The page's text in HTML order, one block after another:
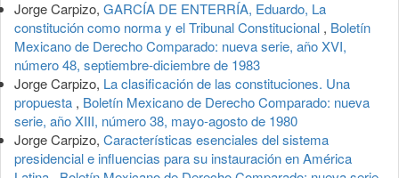
Jorge Carpizo, GARCÍA DE ENTERRÍA, Eduardo, La
constitución como norma y el Tribunal Constitucional , Boletín
Mexicano de Derecho Comparado: nueva serie, año XVI,
número 48, septiembre-diciembre de 1983
Jorge Carpizo, La clasificación de las constituciones. Una
propuesta , Boletín Mexicano de Derecho Comparado: nueva
serie, año XIII, número 38, mayo-agosto de 1980
Jorge Carpizo, Características esenciales del sistema
presidencial e influencias para su instauración en América